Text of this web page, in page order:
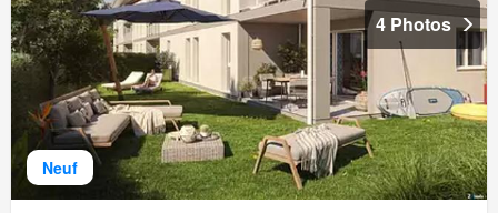
Neuf
4 Photos